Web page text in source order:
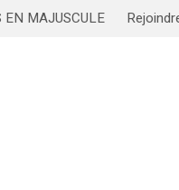
EN MAJUSCULE